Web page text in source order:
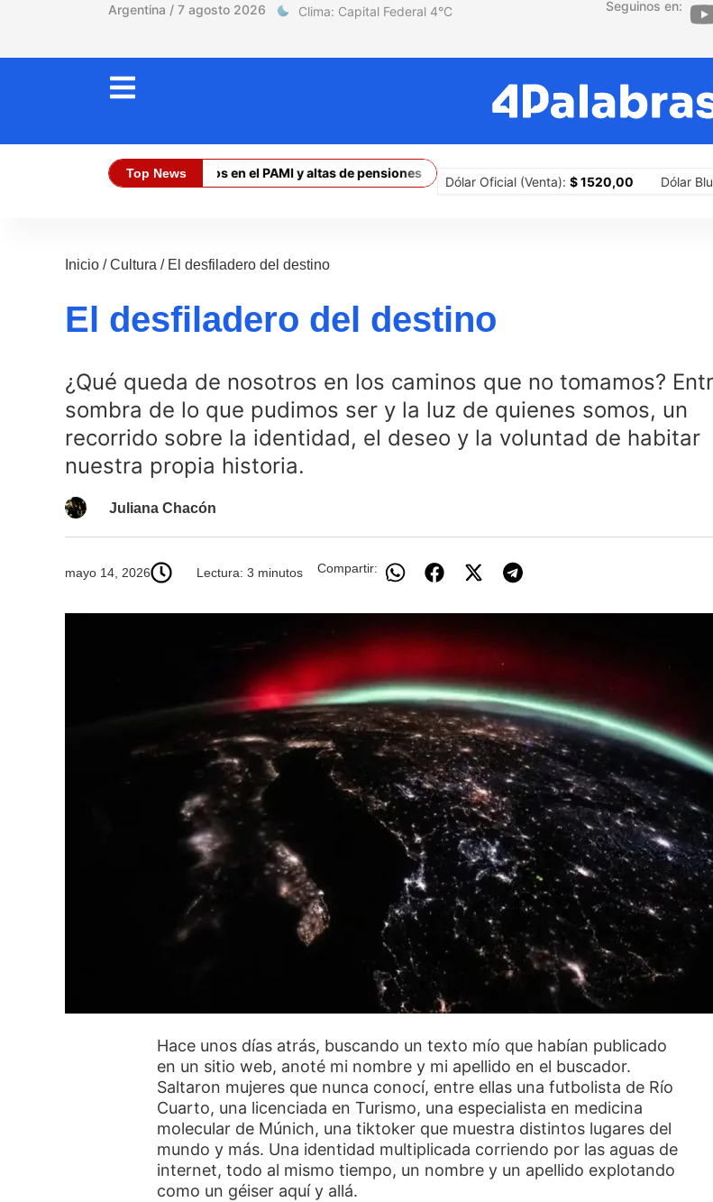
Argentina / 7 agosto 2026 4°C Seguinos en:
Top News
Discapacidad: retrasos en el PAMI y altas de pensiones congeladas El ultraderechista Abelardo De la
Dólar Oficial (Compra):$ 1470,00 Dólar Oficial (Venta):$ 1520,00 Dólar Blue
Inicio / Cultura / El desfiladero del destino
El desfiladero del destino
¿Qué queda de nosotros en los caminos que no tomamos?
sombra de lo que pudimos ser y la luz de quienes somos, un
recorrido sobre la identidad, el deseo y la voluntad de habitar
nuestra propia historia.
Juliana Chacón
mayo 14, 2026 Lectura: 3 minutos Compartir:
Hace unos días atrás, buscando un texto mío que habían publicado
en un sitio web, anoté mi nombre y mi apellido en el buscador.
Saltaron mujeres que nunca conocí, entre ellas una futbolista de Río
Cuarto, una licenciada en Turismo, una especialista en medicina
molecular de Múnich, una tiktoker que muestra distintos lugares del
mundo y más. Una identidad multiplicada corriendo por las aguas de
internet, todo al mismo tiempo, un nombre y un apellido explotando
como un géiser aquí y allá.